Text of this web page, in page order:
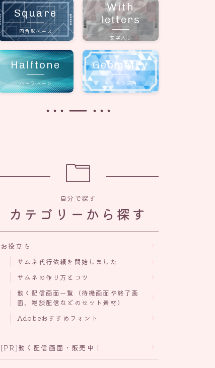
四角形ベース
Square
文字入り
With
letters
ハーフトーン
Halftone
キラキラ三角
Geometry
自分で探す
カテゴリーから探す
お役立ち
サムネ代行依頼を開始しました
サムネの作り方とコツ
動く配信画面一覧（待機画面や終了画
面、雑談配信などのセット素材）
Adobeおすすめフォント
[PR]動く配信画面・販売中！